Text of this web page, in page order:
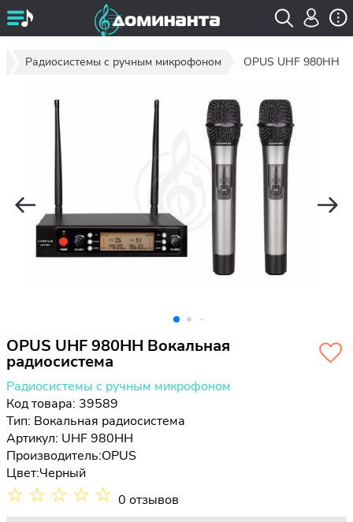
Радиосистемы с ручным микрофоном OPUS UHF 980HH
OPUS UHF 980HH Вокальная
радиосистема
Радиосистемы с ручным микрофоном
Код товара: 39589
Тип: Вокальная радиосистема
Артикул: UHF 980HH
Производитель:OPUS
Цвет:Черный
☆ ☆ ☆ ☆ ☆ 0 отзывов